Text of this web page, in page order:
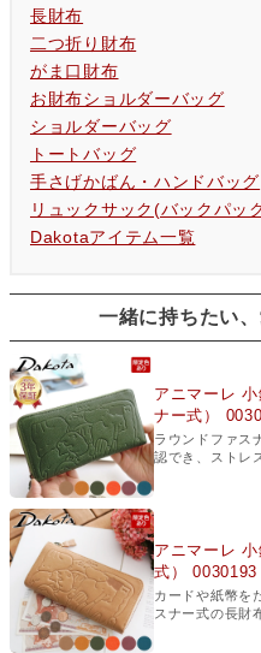
長財布
二つ折り財布
がま口財布
お財布ショルダーバッグ
ショルダーバッグ
トートバッグ
手さげかばん・ハンドバッグ
リュックサック(バックパッ
Dakotaアイテム一覧
一緒に持ちたい
アニマーレ
ナー式）
ラウンドファス
認でき、ストレ
アニマーレ
式） 0030193
カードや紙幣を
スナー式の長財